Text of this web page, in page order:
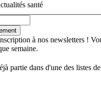
santé
à nos newsletters !
semaine.
partie dans d'une des listes